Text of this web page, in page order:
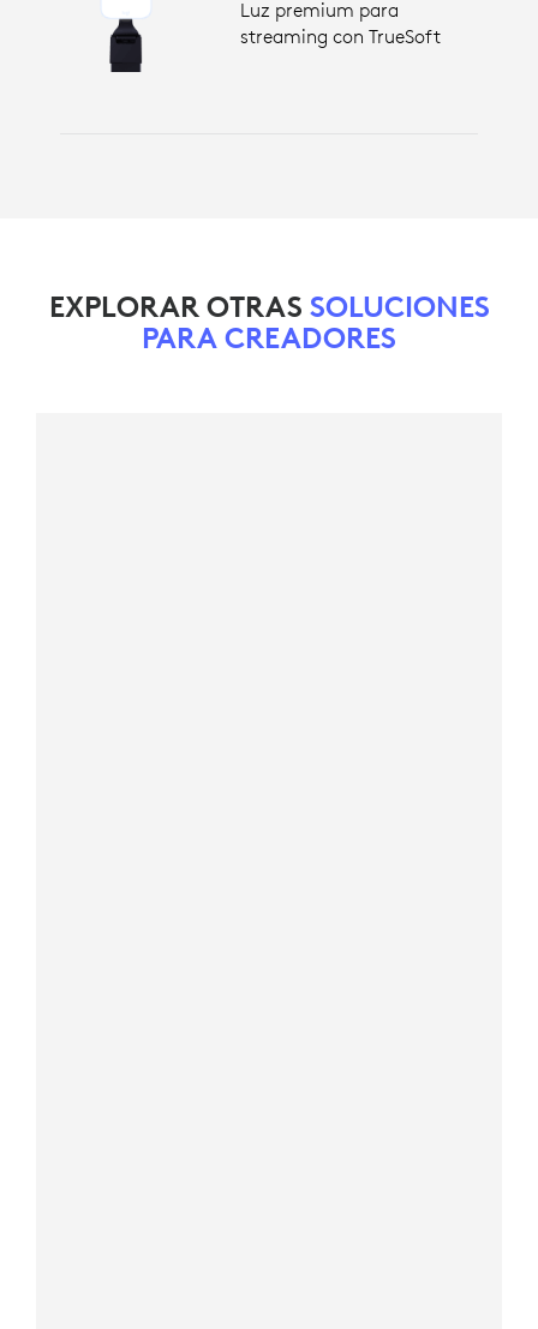
Luz premium para
streaming con TrueSoft
EXPLORAR OTRAS SOLUCIONES
PARA CREADORES